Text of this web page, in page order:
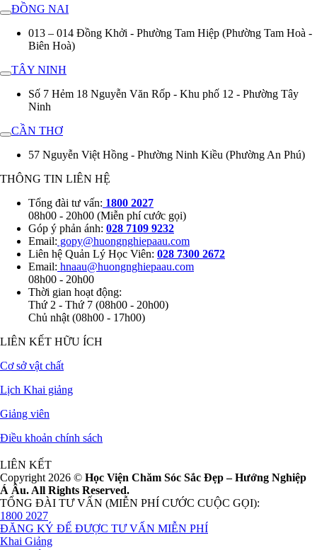
ĐỒNG NAI
013 – 014 Đồng Khởi - Phường Tam Hiệp (Phường Tam Hoà -
Biên Hoà)
TÂY NINH
Số 7 Hẻm 18 Nguyễn Văn Rốp - Khu phố 12 - Phường Tây
Ninh
CẦN THƠ
57 Nguyễn Việt Hồng - Phường Ninh Kiều (Phường An Phú)
THÔNG TIN LIÊN HỆ
Tổng đài tư vấn: 1800 2027
08h00 - 20h00 (Miễn phí cước gọi)
Góp ý phản ánh: 028 7109 9232
Email: gopy@huongnghiepaau.com
Liên hệ Quản Lý Học Viên: 028 7300 2672
Email: hnaau@huongnghiepaau.com
08h00 - 20h00
Thời gian hoạt động:
Thứ 2 - Thứ 7 (08h00 - 20h00)
Chủ nhật (08h00 - 17h00)
LIÊN KẾT HỮU ÍCH
Cơ sở vật chất
Lịch Khai giảng
Giảng viên
Điều khoản chính sách
LIÊN KẾT
Copyright 2026 © Học Viện Chăm Sóc Sắc Đẹp – Hướng Nghiệp
Á Âu. All Rights Reserved.
TỔNG ĐÀI TƯ VẤN (MIỄN PHÍ CƯỚC CUỘC GỌI):
1800 2027
ĐĂNG KÝ ĐỂ ĐƯỢC TƯ VẤN MIỄN PHÍ
Khai Giảng